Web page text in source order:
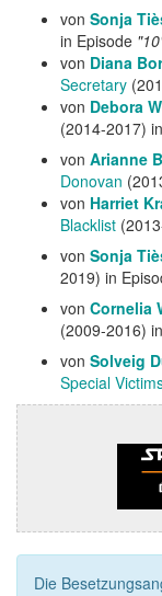
von Sonja
in Episode
von Diana
Secretary
von Debora
(2014-2017) in
von Arianne
Donovan
von Harriet
Blacklist
von Sonja
2019) in
von Cornelia
(2009-2016)
von Solveig
Special
Die